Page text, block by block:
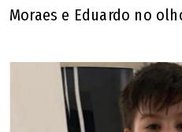
políticos e restringe a
Moraes e Eduardo no